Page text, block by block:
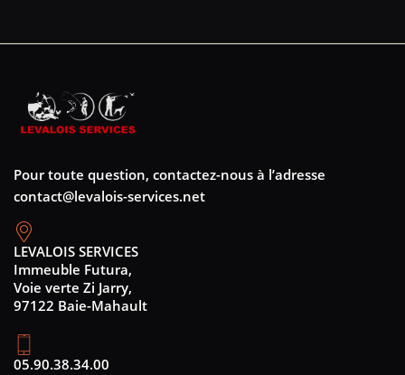
Pour toute question, contactez-nous à l’adresse
contact@levalois-services.net
LEVALOIS SERVICES
Immeuble Futura,
Voie verte Zi Jarry,
97122 Baie-Mahault
05.90.38.34.00